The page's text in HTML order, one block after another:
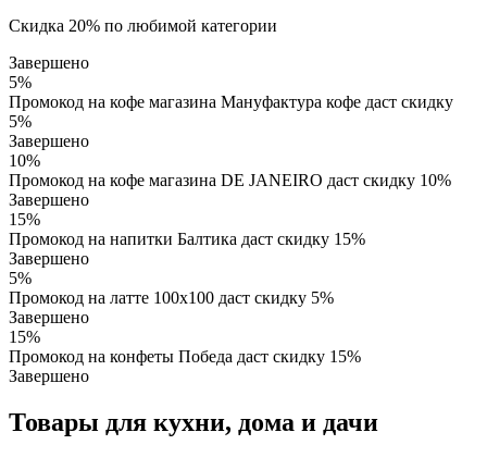
Скидка 20% по любимой категории
Завершено
5%
Промокод на кофе магазина Мaнуфактура кофе даст скидку
5%
Завершено
10%
Промокод на кофе магазина DE JANEIRO даст скидку 10%
Завершено
15%
Промокод на напитки Балтика даст скидку 15%
Завершено
5%
Промокод на латте 100х100 даст скидку 5%
Завершено
15%
Промокод на конфеты Победа даст скидку 15%
Завершено
Товары для кухни, дома и дачи